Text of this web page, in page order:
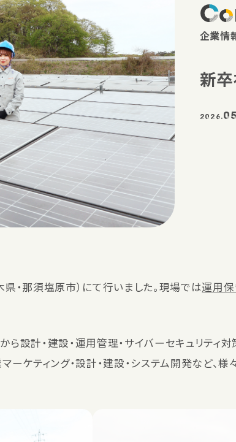
企業情
新
2026.
・那須塩原市）にて行いました。現場では運用
設計・建設・運用管理・サイバーセキュリティ対
ーケティング・設計・建設・システム開発など、